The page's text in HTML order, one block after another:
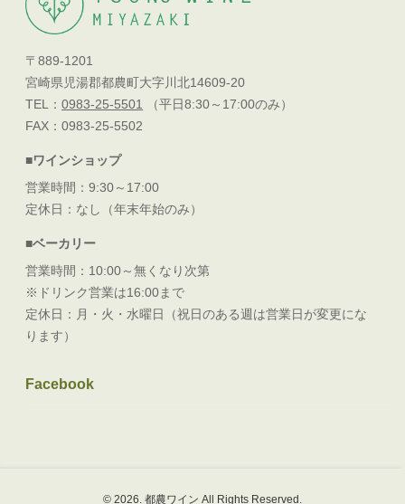
〒889-1201
宮崎県児湯郡都農町大字川北14609-20
TEL：0983-25-5501
（平日8:30～17:00のみ）
FAX：0983-25-5502
■ワインショップ
営業時間：9:30～17:00
定休日：なし（年末年始のみ）
■ベーカリー
営業時間：10:00～無くなり次第
※ドリンク営業は16:00まで
定休日：月・火・水曜日（祝日のある週は営業日が変更にな
ります）
Facebook
© 2026. 都農ワイン All Rights Reserved.